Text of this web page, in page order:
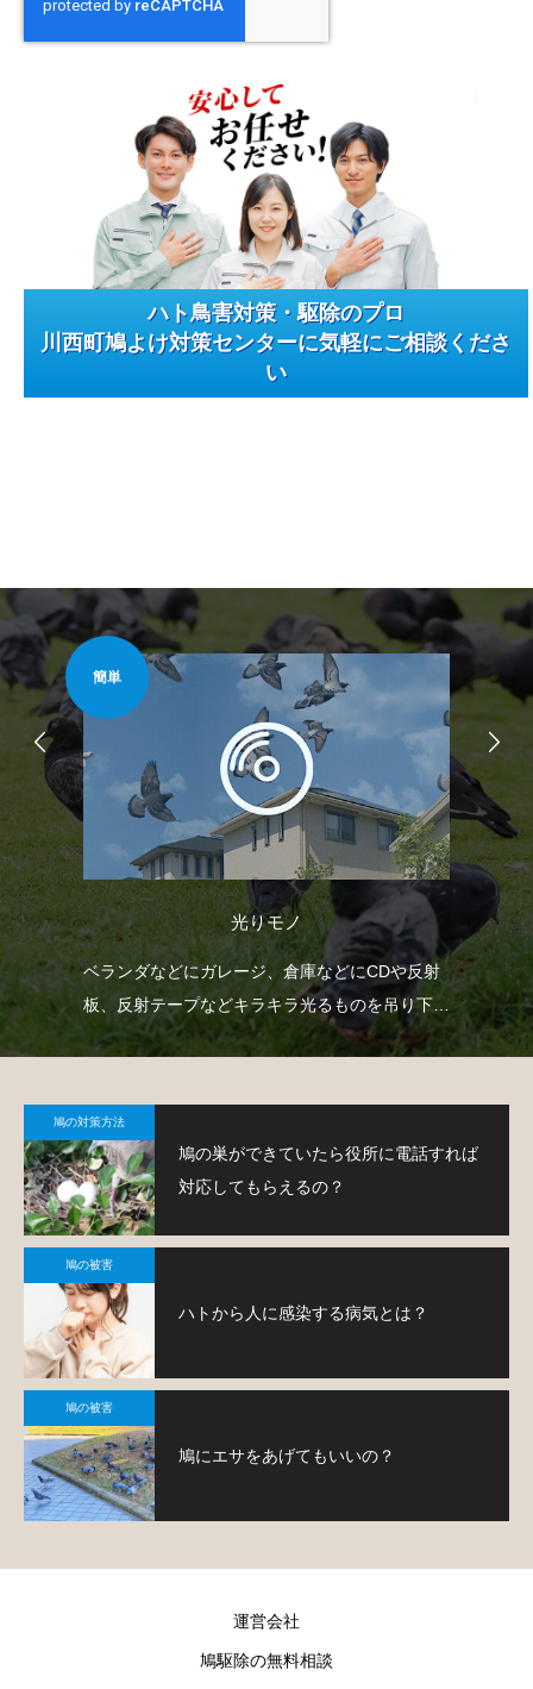
ハト鳥害対策・駆除のプロ
川西町鳩よけ対策センターに気軽にご相談くださ
い
簡単
光りモノ
ベランダなどにガレージ、倉庫などにCDや反射
板、反射テープなどキラキラ光るものを吊り下げ
て、鳩を寄り付きにくくするという方法です。
鳩の対策方法
鳩の巣ができていたら役所に電話すれば
対応してもらえるの？
鳩の被害
ハトから人に感染する病気とは？
鳩の被害
鳩にエサをあげてもいいの？
運営会社
鳩駆除の無料相談